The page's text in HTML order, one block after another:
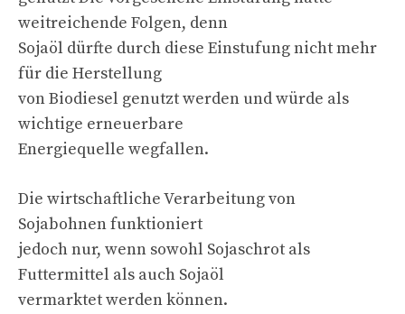
weitreichende Folgen, denn
Sojaöl dürfte durch diese Einstufung nicht mehr
für die Herstellung
von Biodiesel genutzt werden und würde als
wichtige erneuerbare
Energiequelle wegfallen.
Die wirtschaftliche Verarbeitung von
Sojabohnen funktioniert
jedoch nur, wenn sowohl Sojaschrot als
Futtermittel als auch Sojaöl
vermarktet werden können.